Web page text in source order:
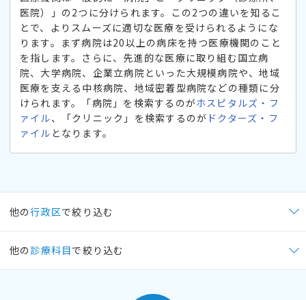
医院）」の2つに分けられます。この2つの違いを知るこ
とで、よりスムーズに適切な医療を受けられるようにな
ります。まず病院は20以上の病床を持つ医療機関のこと
を指します。さらに、先進的な医療に取り組む国立病
院、大学病院、企業立病院といった大規模病院や、地域
医療を支える中核病院、地域密着型病院などの種類に分
けられます。「病院」を検索するのがホスピタルズ・フ
ァイル、「クリニック」を検索するのが ドクターズ・フ
ァイル となります。
他の行政区で絞り込む
他の 診療科目で絞り込む